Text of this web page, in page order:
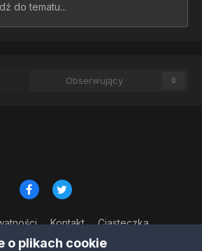
do tematu...
Obserwujący 0
Kontakt Ciasteczka
© Copyright 2023
o plikach cookie